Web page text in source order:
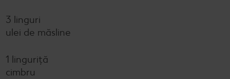
3 linguri
ulei de măsline
1 linguriță
cimbru